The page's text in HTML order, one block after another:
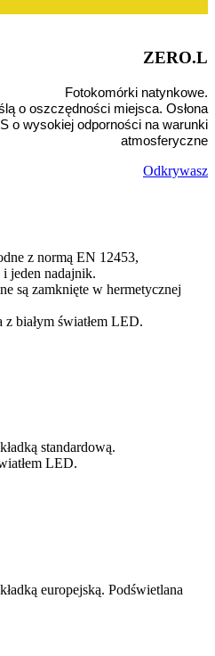
ZERO.L
Fotokomórki natynkowe.
o oszczędności miejsca. Osłona
o wysokiej odporności na warunki
atmosferyczne
Odkrywasz
z normą EN 12453,
jeden nadajnik.
są zamknięte w hermetycznej
białym światłem LED.
standardową.
LED.
europejską. Podświetlana